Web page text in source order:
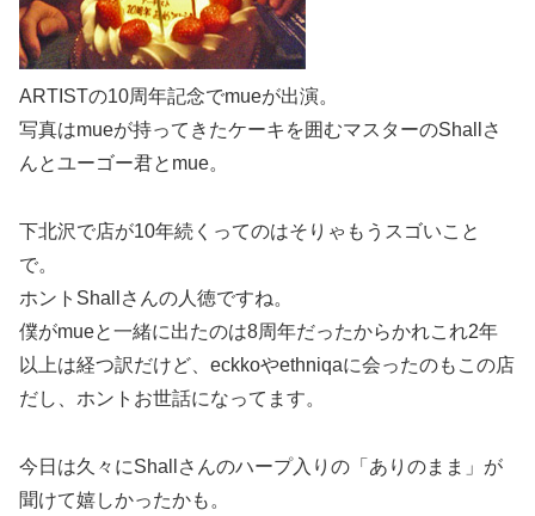
ARTISTの10周年記念でmueが出演。
写真はmueが持ってきたケーキを囲むマスターのShallさ
んとユーゴー君とmue。
下北沢で店が10年続くってのはそりゃもうスゴいこと
で。
ホントShallさんの人徳ですね。
僕がmueと一緒に出たのは8周年だったからかれこれ2年
以上は経つ訳だけど、eckkoやethniqaに会ったのもこの店
だし、ホントお世話になってます。
今日は久々にShallさんのハープ入りの「ありのまま」が
聞けて嬉しかったかも。